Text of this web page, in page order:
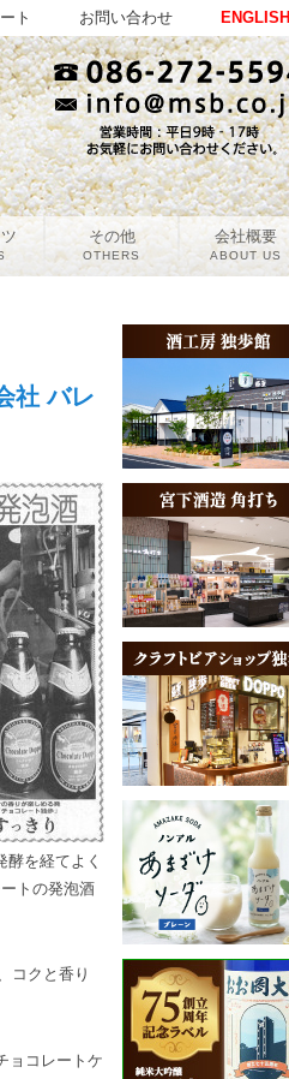
社 バレ
を経てよく
トの発泡酒
コクと香り
ョコレートケ
その他
OTHERS
会社概要
ABOUT US
ENGLISH
お問い合わせ
ト